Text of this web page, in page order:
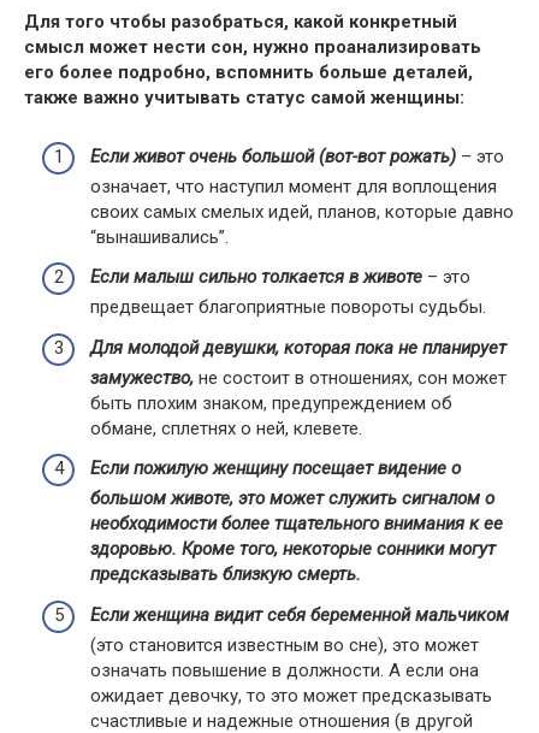
Для того чтобы разобраться, какой конкретный
смысл может нести сон, нужно проанализировать
его более подробно, вспомнить больше деталей,
также важно учитывать статус самой женщины:
Если живот очень большой (вот-вот рожать) – это
означает, что наступил момент для воплощения
своих самых смелых идей, планов, которые давно
“вынашивались”.
Если малыш сильно толкается в животе – это
предвещает благоприятные повороты судьбы.
Для молодой девушки, которая пока не планирует
замужество, не состоит в отношениях, сон может
быть плохим знаком, предупреждением об
обмане, сплетнях о ней, клевете.
Если пожилую женщину посещает видение о
большом животе, это может служить сигналом о
необходимости более тщательного внимания к ее
здоровью. Кроме того, некоторые сонники могут
предсказывать близкую смерть.
Если женщина видит себя беременной мальчиком
(это становится известным во сне), это может
означать повышение в должности. А если она
ожидает девочку, то это может предсказывать
счастливые и надежные отношения (в другой